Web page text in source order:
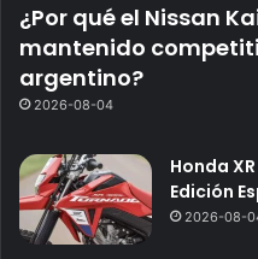
¿Por qué el Nissan
mantenido
argentino?
2026-08-04
Honda
Edición
2026-08-